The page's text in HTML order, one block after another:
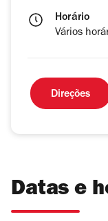
Horário
Vários
Direções
Datas e